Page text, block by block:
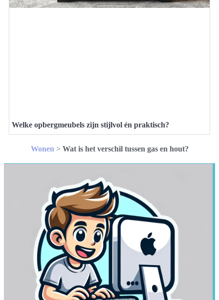
Welke opbergmeubels zijn stijlvol én praktisch?
Wonen > Wat is het verschil tussen gas en hout?